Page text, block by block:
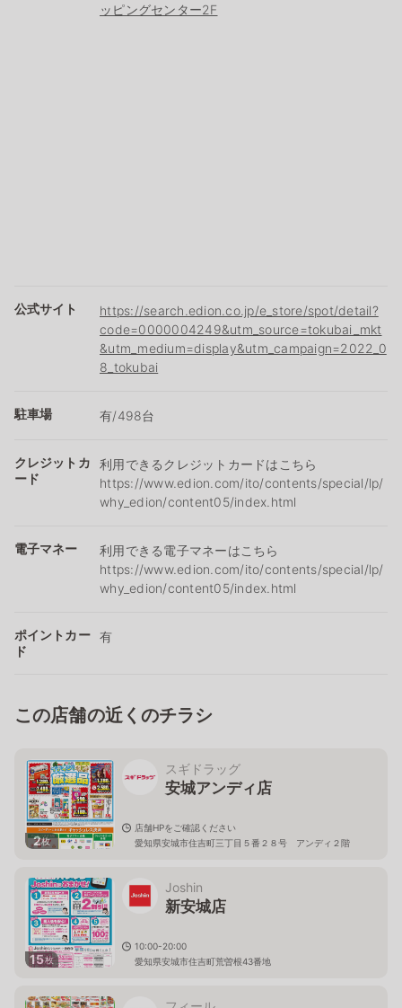
ッピングセンター2F
公式サイト
https://search.edion.co.jp/e_store/spot/detail?
code=0000004249&utm_source=tokubai_mkt
&utm_medium=display&utm_campaign=2022_0
8_tokubai
駐車場 有/498台
クレジットカ
ード
利用できるクレジットカードはこちら
https://www.edion.com/ito/contents/special/lp/
why_edion/content05/index.html
電子マネー
利用できる電子マネーはこちら
https://www.edion.com/ito/contents/special/lp/
why_edion/content05/index.html
ポイントカー
ド
有
この店舗の近くのチラシ
2枚
スギドラッグ
安城アンディ店
店舗HPをご確認ください
愛知県安城市住吉町三丁目５番２８号 アンディ２階
15枚
Joshin
新安城店
10:00-20:00
愛知県安城市住吉町荒曽根43番地